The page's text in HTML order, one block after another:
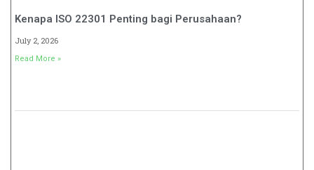
Kenapa ISO 22301 Penting bagi Perusahaan?
July 2, 2026
Read More »